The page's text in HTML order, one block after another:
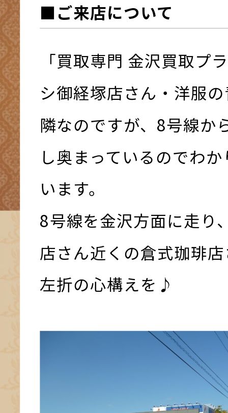
■ご来店について
「買取専門 金沢買取プ
シ御経塚店さん・洋服
隣なのですが、8号線か
し奥まっているのでわ
います。
8号線を金沢方面に走り
店さん近くの倉式珈琲
左折の心構えを♪